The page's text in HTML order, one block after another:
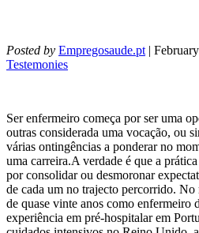
Posted by Empregosaude.pt |
Testemonies
Ser enfermeiro começa por ser uma
outras considerada uma vocação, ou
várias ontingências a ponderar no
uma carreira.A verdade é que a
por consolidar ou desmoronar
de cada um no trajecto percorrido. No
de quase vinte anos como enfermeiro
experiência em pré-hospitalar em